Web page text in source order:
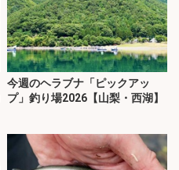
今週のヘラブナ「ピックアッ
プ」釣り場2026【山梨・西湖】